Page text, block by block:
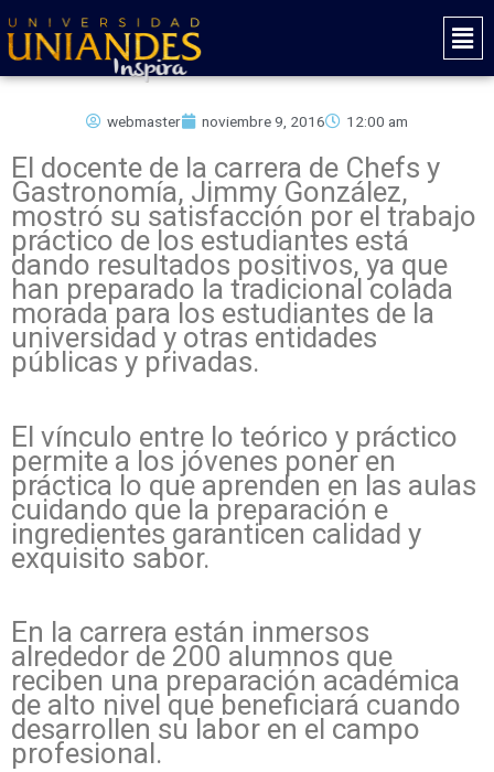
al
contenido
Main
webmaster noviembre 9, 2016 12:00 am
El docente de la carrera de Chefs y
Gastronomía, Jimmy González,
mostró su satisfacción por el trabajo
práctico de los estudiantes está
dando resultados positivos, ya que
han preparado la tradicional colada
morada para los estudiantes de la
universidad y otras entidades
públicas y privadas.
El vínculo entre lo teórico y práctico
permite a los jóvenes poner en
práctica lo que aprenden en las aulas
cuidando que la preparación e
ingredientes garanticen calidad y
exquisito sabor.
En la carrera están inmersos
alrededor de 200 alumnos que
reciben una preparación académica
de alto nivel que beneficiará cuando
desarrollen su labor en el campo
profesional.